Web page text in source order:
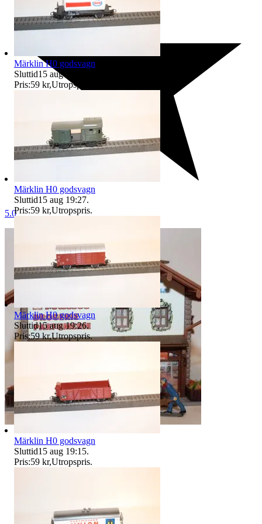
5.0
Märklin H0 godsvagn
Sluttid15 aug 19:34
Pris:59 kr,Utropspris
Märklin H0 godsvagn
Sluttid15 aug 19:27.
Pris:59 kr,Utropspris.
Märklin H0 godsvagn
Sluttid15 aug 19:26.
Pris:59 kr,Utropspris.
Märklin H0 godsvagn
Sluttid15 aug 19:15.
Pris:59 kr,Utropspris.